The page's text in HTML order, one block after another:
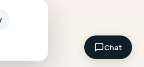
Chat